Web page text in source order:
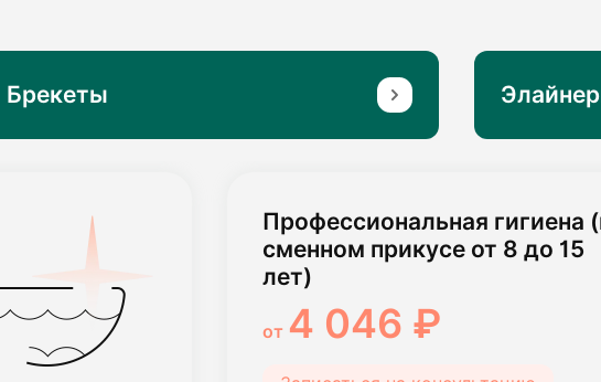
Брекеты
Профессиональная чистка
зубов с брекетами
3 290 ₽